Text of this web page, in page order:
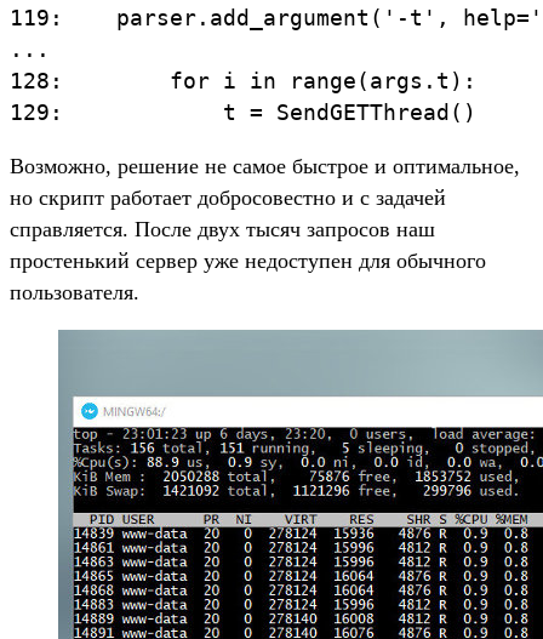
119:    parser.add_argument('-t',
...
128:        for i in range(args.t):
Возможно, решение не самое быстрое и оптимальное,
но скрипт работает добросовестно и с задачей
справляется. После двух тысяч запросов наш
простенький сервер уже недоступен для обычного
пользователя.